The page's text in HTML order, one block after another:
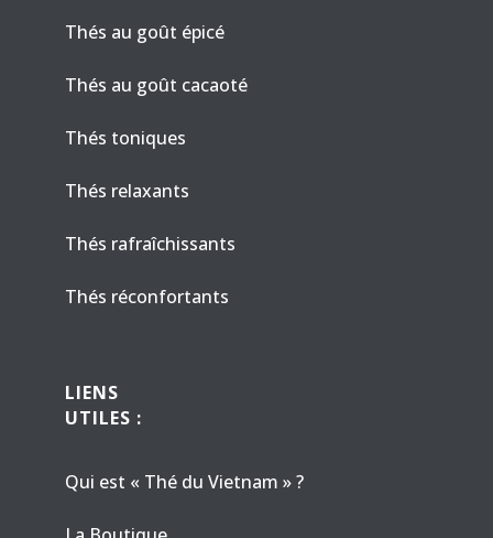
Thés au goût épicé
Thés au goût cacaoté
Thés toniques
Thés relaxants
Thés rafraîchissants
Thés réconfortants
LIENS
UTILES :
Qui est « Thé du Vietnam » ?